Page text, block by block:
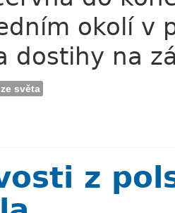
okolí v
dostihy na
ze světa
z